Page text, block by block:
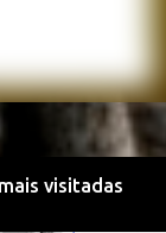
visitadas